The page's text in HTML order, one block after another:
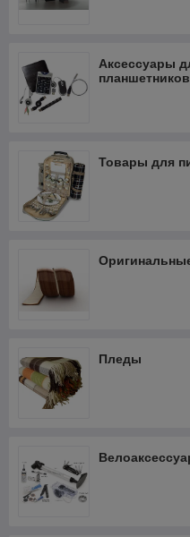
Аксессуары
планшетников
Товары для
Пледы